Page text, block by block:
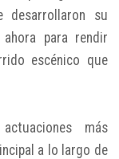
desarrollaron su
para rendir
escénico que
más
a lo largo de